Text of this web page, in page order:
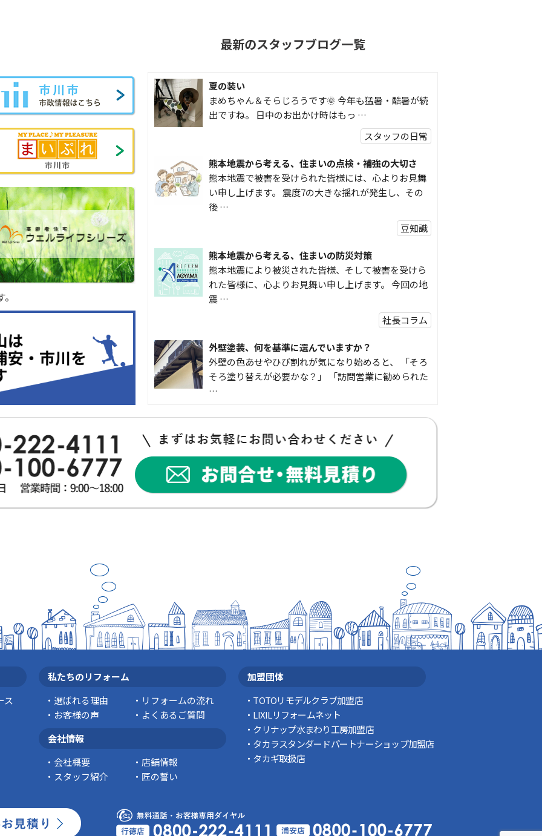
最新のスタッフブログ一覧
夏の装い
まめちゃん＆そらじろうです🌞 今年も猛暑・酷暑が続
出ですね。 日中のお出かけ時はもっ …
スタッフの日常
熊本地震から考える、住まいの点検・補強の大切さ
熊本地震で被害を受けられた皆様には、心よりお見舞
い申し上げます。 震度7の大きな揺れが発生し、その
後 …
豆知識
熊本地震から考える、住まいの防災対策
熊本地震により被災された皆様、そして被害を受けら
れた皆様に、心よりお見舞い申し上げます。 今回の地
震 …
社長コラム
外壁塗装、何を基準に選んでいますか？
外壁の色あせやひび割れが気になり始めると、 「そろ
そろ塗り替えが必要かな？」 「訪問営業に勧められた
…
なかなか便利な物
こんにちは コゴちゃんです 少し前になりますが購
入して良かった物を ご紹介したいと思 …
スタッフの日常
ス
私たちのリフォーム
選ばれる理由
リフォームの流れ
お客様の声
よくあるご質問
会社情報
会社概要
店舗情報
スタッフ紹介
匠の誓い
加盟団体
TOTOリモデルクラブ加盟店
LIXILリフォームネット
クリナップ水まわり工房加盟店
タカラスタンダードパートナーショップ加盟店
タカギ取扱店